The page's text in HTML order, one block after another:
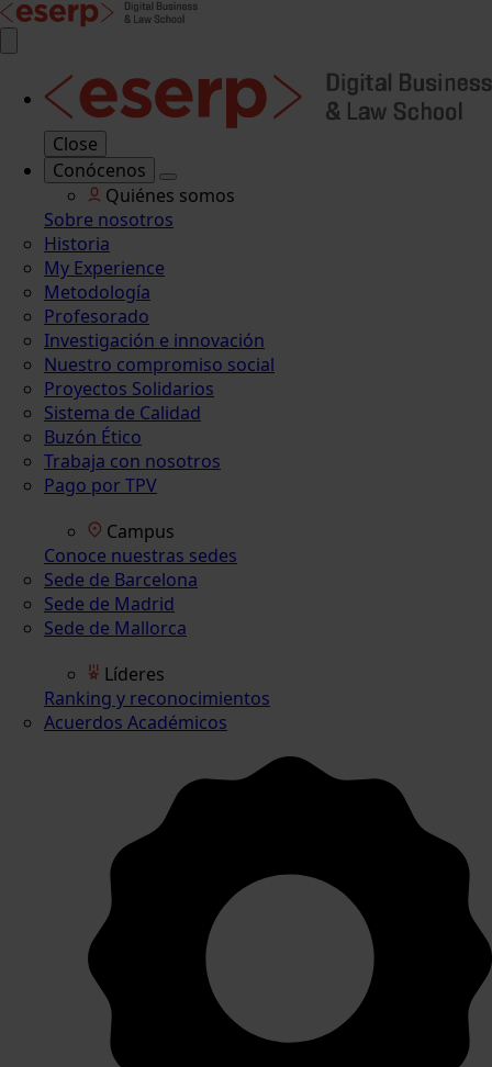
Close
Conócenos
Quiénes somos
Sobre nosotros
Historia
My Experience
Metodología
Profesorado
Investigación e innovación
Nuestro compromiso social
Proyectos Solidarios
Sistema de Calidad
Buzón Ético
Trabaja con nosotros
Pago por TPV
Campus
Conoce nuestras sedes
Sede de Barcelona
Sede de Madrid
Sede de Mallorca
Líderes
Ranking y reconocimientos
Acuerdos Académicos